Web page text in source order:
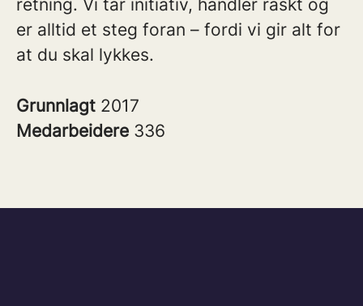
retning. Vi tar initiativ, handler raskt og
er alltid et steg foran – fordi vi gir alt for
at du skal lykkes.
Grunnlagt 2017
Medarbeidere 336